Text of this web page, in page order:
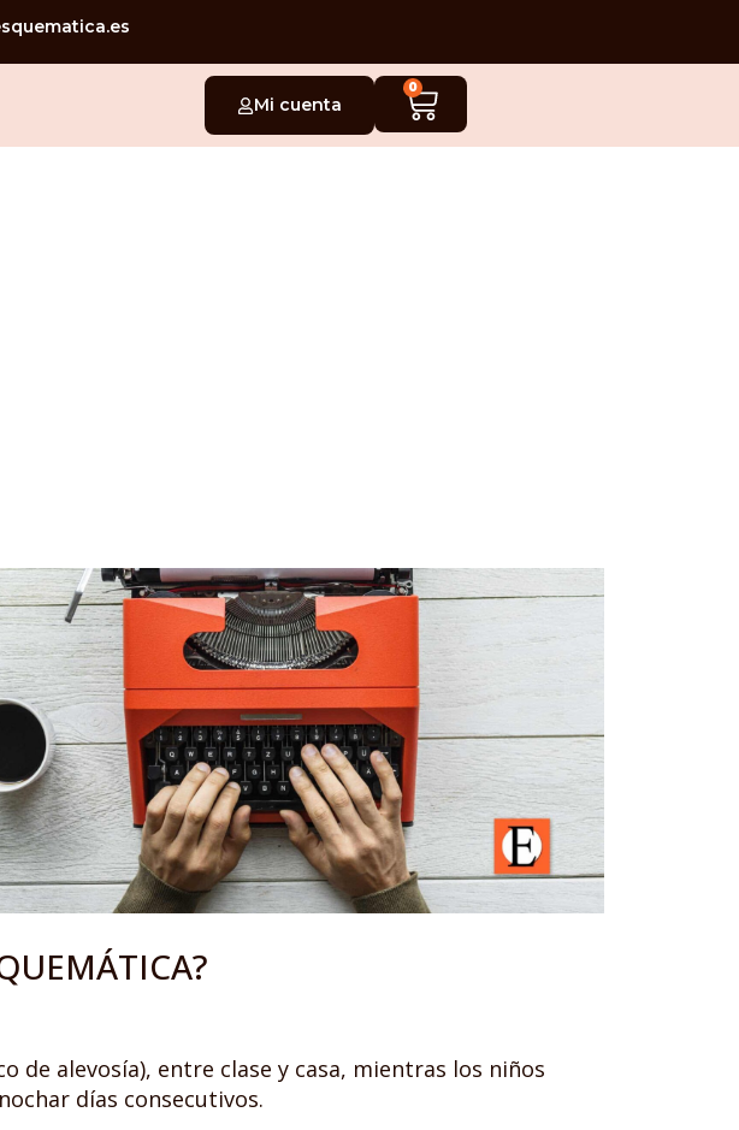
Mi cuenta
0
de alevosía), entre clase y casa, mientras los niños
días consecutivos.